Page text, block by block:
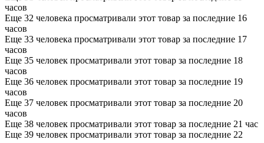
часов
Еще 32 человека просматривали этот товар за последние 16
часов
Еще 33 человека просматривали этот товар за последние 17
часов
Еще 35 человек просматривали этот товар за последние 18
часов
Еще 36 человек просматривали этот товар за последние 19
часов
Еще 37 человек просматривали этот товар за последние 20
часов
Еще 38 человек просматривали этот товар за последние 21 час
Еще 39 человек просматривали этот товар за последние 22